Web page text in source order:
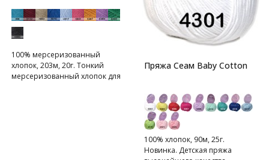
100% мерсеризованный
хлопок, 203м, 20г. Тонкий
мерсеризованный хлопок для
Пряжа Сеам Baby Cotton
100% хлопок, 90м, 25г.
Новинка. Детская пряжа